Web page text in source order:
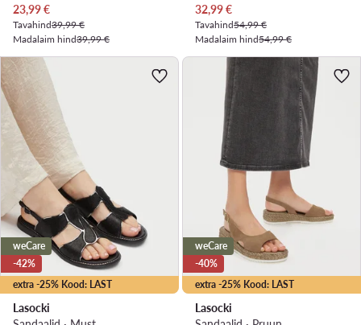
Praegune hind
23,99€
Tavahind39,99 €
Madalaim hind39,99 €
Praegune hind
32,99€
Tavahind54,99 €
Madalaim hind54,99 €
extra -25% Kood: LAST
weCare
-42%
Lasocki
extra -25% Kood: LAST
weCare
-40%
Lasocki